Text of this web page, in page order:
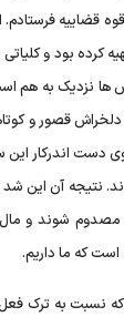
قضاییه فرستادم.
کرده بود و
ها نزدیک به
دلخراش قصور و
اندرکار این
نتیجه آن این
شوند و مال
است که ما داریم‌.
نسبت به ترک فعل